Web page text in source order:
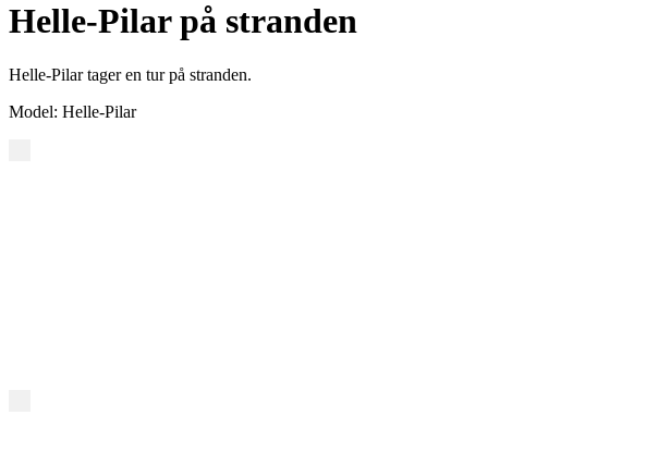
Helle-Pilar på stranden
Helle-Pilar tager en tur på stranden.
Model: Helle-Pilar